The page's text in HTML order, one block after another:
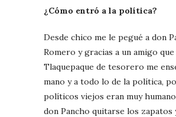
¿Cómo entró a la política?
Desde chico me le pegué a don
Romero y gracias a un amigo que
Tlaquepaque de tesorero me
mano y a todo lo de la política,
políticos viejos eran muy
don Pancho quitarse los zapatos